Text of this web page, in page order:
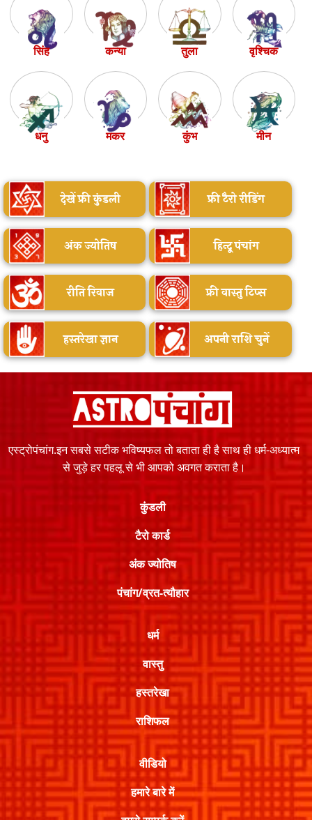
सिंह कन्या तुला वृश्चिक
धनु मकर कुंभ मीन
देखें फ्री कुंडली फ्री टैरो रीडिंग
अंक ज्योतिष हिन्दू पंचांग
रीति रिवाज फ्री वास्तु टिप्स
हस्तरेखा ज्ञान अपनी राशि चुनें
एस्ट्रोपंचांग.इन सबसे सटीक भविष्यफल तो बताता ही है साथ ही धर्म-अध्यात्म
से जुड़े हर पहलू से भी आपको अवगत कराता है।
कुंडली
टैरो कार्ड
अंक ज्योतिष
पंचांग/व्रत-त्यौहार
धर्म
वास्तु
हस्तरेखा
राशिफल
वीडियो
हमारे बारे में